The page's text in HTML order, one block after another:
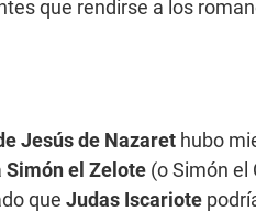
que rendirse a los
Jesús de Nazaret hubo
Simón el Zelote (o Simón el
que Judas Iscariote